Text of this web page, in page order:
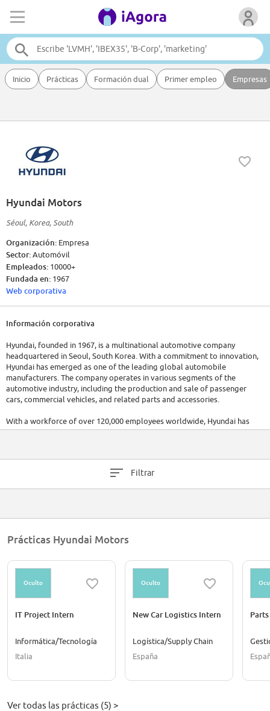
Inicio Prácticas Formación dual Primer empleo Empresas
Hyundai Motors
Séoul, Korea, South
Organización: Empresa
Sector:Automóvil
Empleados: 10000+
Fundada en: 1967
Web corporativa
Información corporativa
Hyundai, founded in 1967, is a multinational automotive company
headquartered in Seoul, South Korea. With a commitment to innovation,
Hyundai has emerged as one of the leading global automobile
manufacturers. The company operates in various segments of the
automotive industry, including the production and sale of passenger
cars, commercial vehicles, and related parts and accessories.
With a workforce of over 120,000 employees worldwide, Hyundai has
established a strong presence in numerous countries, manufacturing and
financial performance can be attributed to its robust product portfolio,
Filtrar
Prácticas Hyundai Motors
Oculto
IT Project Intern
Informática/Tecnología
Italia
Oculto
New Car Logistics Intern
Logística/Supply Chain
España
Ver todas las prácticas (5) >